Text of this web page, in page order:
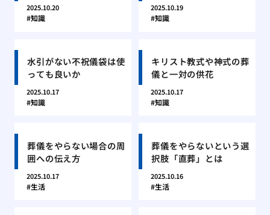
2025.10.20
知識
2025.10.19
知識
水引がない不祝儀袋は使
っても良いか
2025.10.17
知識
キリスト教式や神式の葬
儀と一対の供花
2025.10.17
知識
葬儀をやらない場合の周
囲への伝え方
2025.10.17
生活
葬儀をやらないという選
択肢「直葬」とは
2025.10.16
生活